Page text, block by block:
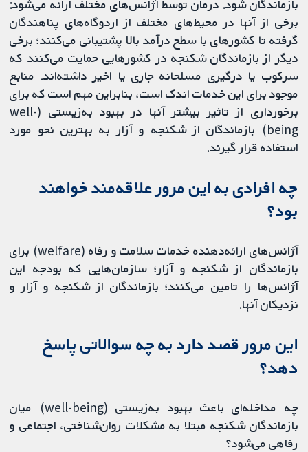
بازماندگان شود. درمان توسط آژانس‌های مختلف ارائه می‌شود:
برخی از آنها در محیط‌های مختلف از اردوگاه‌های پناهندگان
گرفته تا کشورهای با سطح درآمد بالا پشتیبانی می‌کنند؛ برخی
دیگر از بازماندگان شکنجه در کشورهایی حمایت می‌کنند که
سرکوب یا درگیری مسلحانه جاری یا اخیر داشته‌اند. منابع
موجود برای این خدمات اندک است، بنابراین مهم است که برای
برخورداری از تاثیر بیشتر آنها در بهبود به‌زیستی (well-
being) بازماندگان از شکنجه و آزار به بهترین نحو مورد
استفاده قرار گیرند.
چه افرادی به این مرور علاقه‌مند خواهند
بود؟
آژانس‌های ارائه‌دهنده خدمات سلامت و رفاه (welfare) برای
بازماندگان از شکنجه و آزار؛ سازمان‌هایی که بودجه این
آژانس‌ها را تامین می‌کنند؛ بازماندگان از شکنجه و آزار و
نزدیکان آنها.
این مرور قصد دارد به چه سوالاتی پاسخ
دهد؟
چه مداخله‌ای باعث بهبود به‌زیستی (well-being) میان
بازماندگان شکنجه مبتلا به مشکلات روان‌شناختی، اجتماعی و
رفاهی می‌شود؟